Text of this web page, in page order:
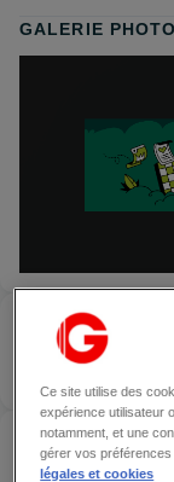
ARCHI
ACCÉDER À
FERRAND
GALERIE
Ce site utilise des
expérience utilisateur
notamment, et une
gérer vos préférences
légales et cookies